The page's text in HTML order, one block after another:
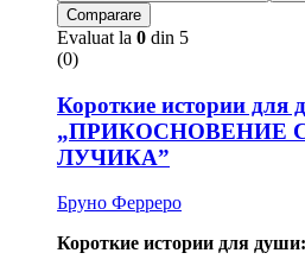
Comparare
Evaluat la 0 din 5
(0)
Короткие истории для
„ПРИКОСНОВЕНИЕ
ЛУЧИКА”
Бруно Ферреро
Короткие истории для души: